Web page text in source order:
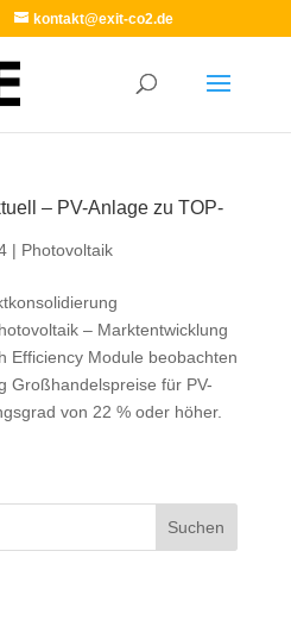
kontakt@exit-co2.de
– PV-Anlage zu TOP-
| Photovoltaik
– Marktentwicklung
Efficiency Module beobachten
Großhandelspreise für PV-
von 22 % oder höher.
Suchen